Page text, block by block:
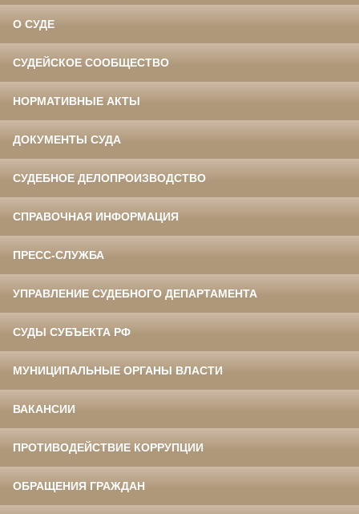
О СУДЕ
СУДЕЙСКОЕ СООБЩЕСТВО
НОРМАТИВНЫЕ АКТЫ
ДОКУМЕНТЫ СУДА
СУДЕБНОЕ ДЕЛОПРОИЗВОДСТВО
СПРАВОЧНАЯ ИНФОРМАЦИЯ
ПРЕСС-СЛУЖБА
УПРАВЛЕНИЕ СУДЕБНОГО ДЕПАРТАМЕНТА
СУДЫ СУБЪЕКТА РФ
МУНИЦИПАЛЬНЫЕ ОРГАНЫ ВЛАСТИ
ВАКАНСИИ
ПРОТИВОДЕЙСТВИЕ КОРРУПЦИИ
ОБРАЩЕНИЯ ГРАЖДАН